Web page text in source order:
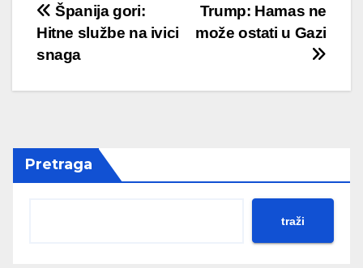
Post
navigation
Trump: Hamas ne
može ostati u Gazi
Španija gori:
Hitne službe na ivici
snaga
Pretraga
traži